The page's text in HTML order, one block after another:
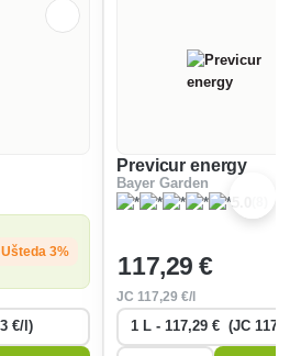
Ušteda 3%
Previcur energy
Bayer Garden
5.0
117,29 €
JC 117,29 €/l